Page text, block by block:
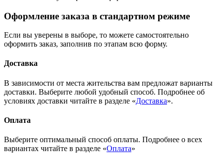
Оформление заказа в стандартном режиме
Если вы уверены в выборе, то можете самостоятельно
оформить заказ, заполнив по этапам всю форму.
Доставка
В зависимости от места жительства вам предложат варианты
доставки. Выберите любой удобный способ. Подробнее об
условиях доставки читайте в разделе «Доставка».
Оплата
Выберите оптимальный способ оплаты. Подробнее о всех
вариантах читайте в разделе «Оплата»